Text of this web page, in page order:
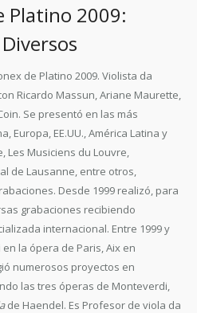
Platino 2009:
de Platino 2009. Violista da
Ricardo Massun, Ariane Maurette,
Se presentó en las más
Europa, EE.UU., América Latina y
Les Musiciens du Louvre,
de Lausanne, entre otros,
Desde 1999 realizó, para
grabaciones recibiendo
internacional. Entre 1999 y
la ópera de Paris, Aix en
numerosos proyectos en
las tres óperas de Monteverdi,
de Haendel. Es Profesor de viola da